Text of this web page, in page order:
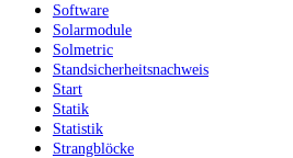
Software
Solarmodule
Solmetric
Standsicherheitsnachweis
Start
Statik
Statistik
Strangblöcke